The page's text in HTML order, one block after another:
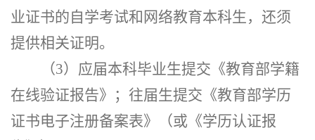
业证书的自学考试和网络教育本科生，还须
提供相关证明。
（3）应届本科毕业生提交《教育部学籍
在线验证报告》；往届生提交《教育部学历
证书电子注册备案表》（或《学历认证报